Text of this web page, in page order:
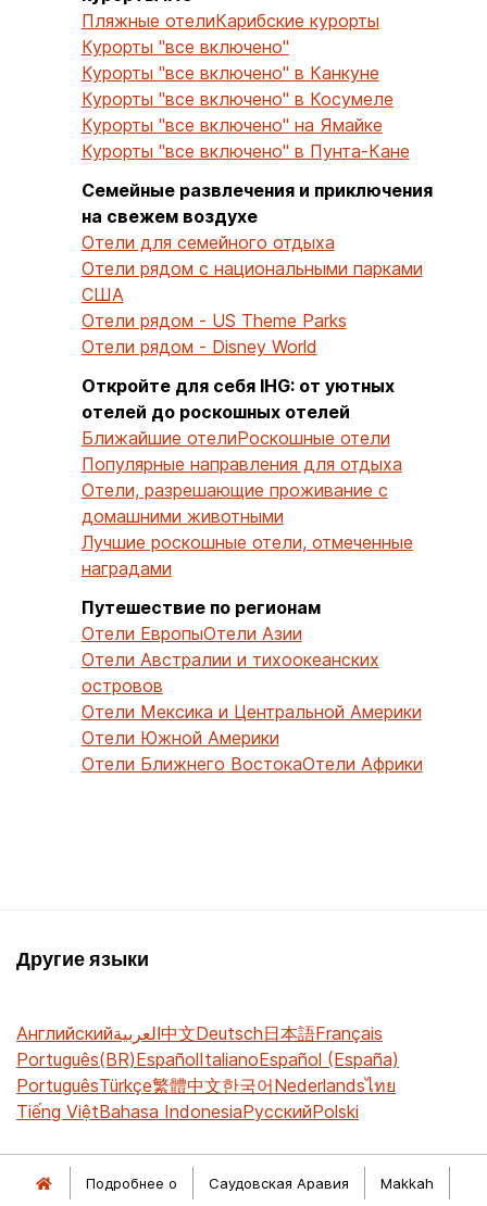
Пляжные отелиКарибские курорты
Курорты "все включено"
Курорты "все включено" в Канкуне
Курорты "все включено" в Косумеле
Курорты "все включено" на Ямайке
Курорты "все включено" в Пунта-Кане
Семейные развлечения и приключения
на свежем воздухе
Отели для семейного отдыха
Отели рядом с национальными парками
США
Отели рядом - US Theme Parks
Отели рядом - Disney World
Откройте для себя IHG: от уютных
отелей до роскошных отелей
Ближайшие отелиРоскошные отели
Популярные направления для отдыха
Отели, разрешающие проживание с
домашними животными
Лучшие роскошные отели, отмеченные
наградами
Путешествие по регионам
Отели ЕвропыОтели Азии
Отели Австралии и тихоокеанских
островов
Отели Мексика и Центральной Америки
Отели Южной Америки
Отели Ближнего ВостокаОтели Африки
Другие языки
Английскийالعربية中文Deutsch日本語Français
Português(BR)EspañolItalianoEspañol (España)
PortuguêsTürkçe繁體中文한국어Nederlandsไทย
Tiếng ViệtBahasa IndonesiaРусскийPolski
Подробнее о Саудовская Аравия
Makkah